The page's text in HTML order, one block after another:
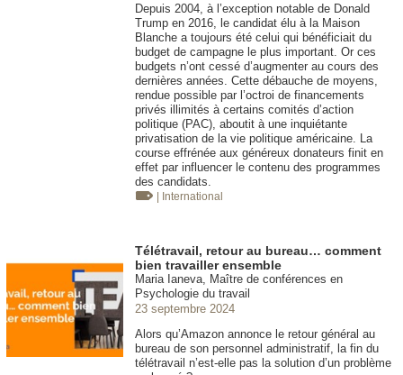
Depuis 2004, à l’exception notable de Donald
Trump en 2016, le candidat élu à la Maison
Blanche a toujours été celui qui bénéficiait du
budget de campagne le plus important. Or ces
budgets n’ont cessé d’augmenter au cours des
dernières années. Cette débauche de moyens,
rendue possible par l’octroi de financements
privés illimités à certains comités d’action
politique (PAC), aboutit à une inquiétante
privatisation de la vie politique américaine. La
course effrénée aux généreux donateurs finit en
effet par influencer le contenu des programmes
des candidats.
| International
Télétravail, retour au bureau… comment
bien travailler ensemble
Maria Ianeva, Maître de conférences en
Psychologie du travail
23 septembre 2024
Alors qu’Amazon annonce le retour général au
bureau de son personnel administratif, la fin du
télétravail n’est-elle pas la solution d’un problème